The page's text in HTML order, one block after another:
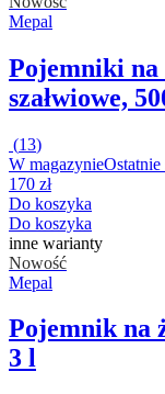
Mepal
Pojemniki na
szałwiowe,
(13)
W magazynieOstatnie
170 zł
Do koszyka
Do koszyka
inne warianty
Nowość
Mepal
Pojemnik na
3 l